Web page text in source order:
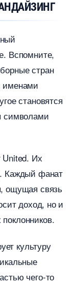
Вспомните,
стран
именами
становятся
символами
Их
Каждый фанат
ощущая связь
доход, но и
культуру
чего-то